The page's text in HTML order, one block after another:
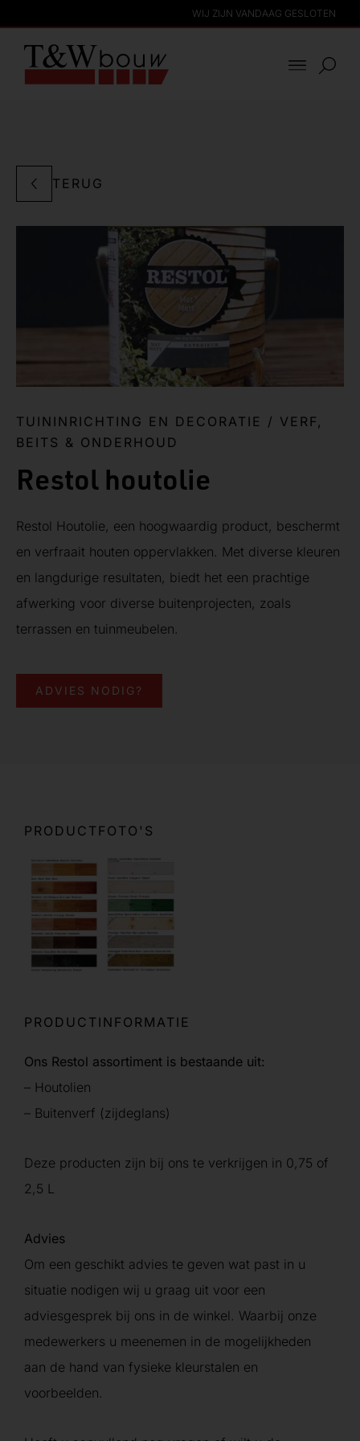
WIJ ZIJN VANDAAG GESLOTEN
TERUG
TUININRICHTING EN DECORATIE / VERF,
BEITS & ONDERHOUD
Restol houtolie
Restol Houtolie, een hoogwaardig product, beschermt
en verfraait houten oppervlakken. Met diverse kleuren
en langdurige resultaten, biedt het een prachtige
afwerking voor diverse buitenprojecten, zoals
terrassen en tuinmeubelen.
ADVIES NODIG?
PRODUCTFOTO'S
PRODUCTINFORMATIE
Ons Restol assortiment is bestaande uit:
– Houtolien
– Buitenverf (zijdeglans)
Deze producten zijn bij ons te verkrijgen in 0,75 of
2,5 L
Advies
Om een geschikt advies te geven wat past in u
situatie nodigen wij u graag uit voor een
adviesgesprek bij ons in de winkel. Waarbij onze
medewerkers u meenemen in de mogelijkheden
aan de hand van fysieke kleurstalen en
voorbeelden.